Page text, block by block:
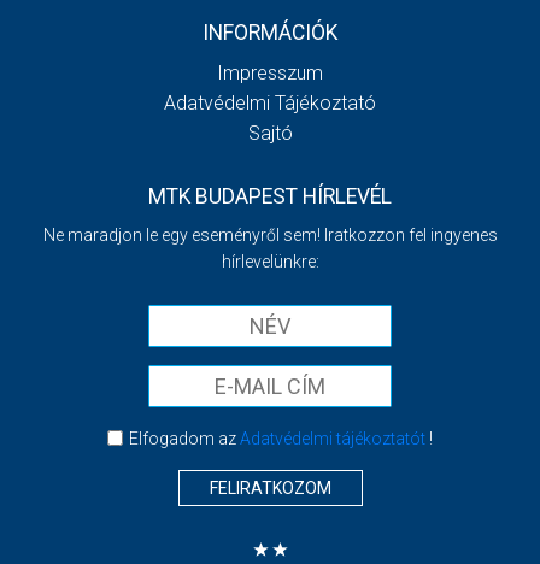
INFORMÁCIÓK
Impresszum
Adatvédelmi Tájékoztató
Sajtó
MTK BUDAPEST HÍRLEVÉL
Ne maradjon le egy eseményről sem! Iratkozzon fel ingyenes
hírlevelünkre:
Elfogadom azAdatvédelmi tájékoztatót!
FELIRATKOZOM